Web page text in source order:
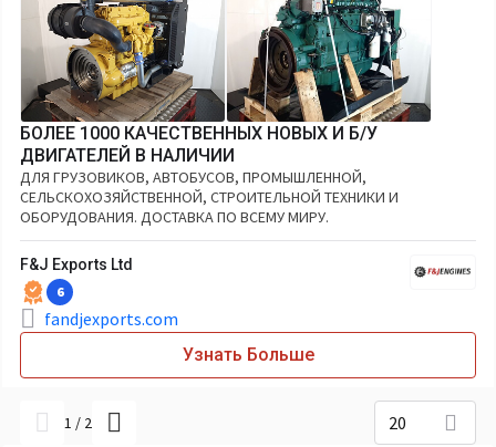
БОЛЕЕ 1000 КАЧЕСТВЕННЫХ НОВЫХ И Б/У
ДВИГАТЕЛЕЙ В НАЛИЧИИ
ДЛЯ ГРУЗОВИКОВ, АВТОБУСОВ, ПРОМЫШЛЕННОЙ,
СЕЛЬСКОХОЗЯЙСТВЕННОЙ, СТРОИТЕЛЬНОЙ ТЕХНИКИ И
ОБОРУДОВАНИЯ. ДОСТАВКА ПО ВСЕМУ МИРУ.
F&J Exports Ltd
6
fandjexports.com
Узнать Больше
1 / 2 20